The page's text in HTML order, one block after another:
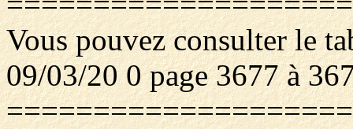
Vous pouvez consulter le
09/03/20 0 page 3677 à